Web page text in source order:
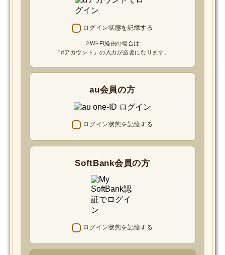
ログイン状態を記憶する
※Wi-Fi経由の場合は
『dアカウント』の入力が必要になります。
au会員の方
ログイン状態を記憶する
SoftBank会員の方
ログイン状態を記憶する